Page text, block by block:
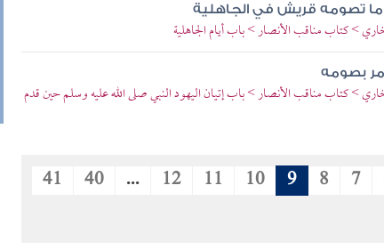
تصومه قريش في الجاهلية
> كتاب مناقب الأنصار > باب أيام الجاهلية
بصومه
> كتاب مناقب الأنصار > باب إتيان اليهود النبي صلى الله عليه وسلم حين قدم
7
8
9
10
11
12
...
40
41